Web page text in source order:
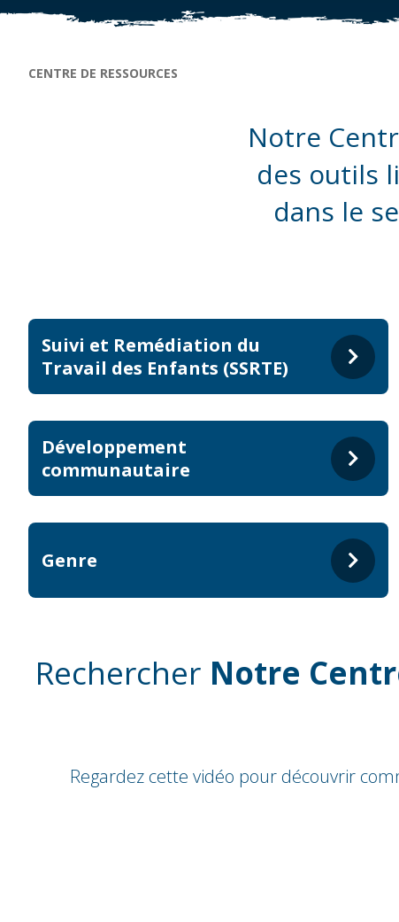
Fil d'Ariane
CENTRE DE RESSOURCES
Notre
des outils
dans le
Suivi et Remédiation du
Travail des Enfants (SSRTE)
Développement
communautaire
Genre
Rechercher Notre
Regardez cette vidéo pour découvrir